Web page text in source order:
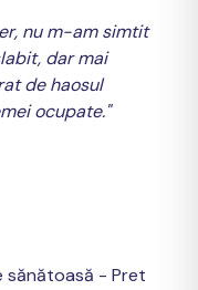
nu m-am simtit
dar mai
de haosul
ocupate."
sănătoasă - Pret